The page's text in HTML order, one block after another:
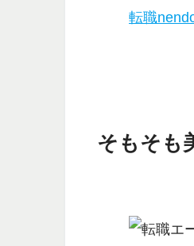
転職
そもそも